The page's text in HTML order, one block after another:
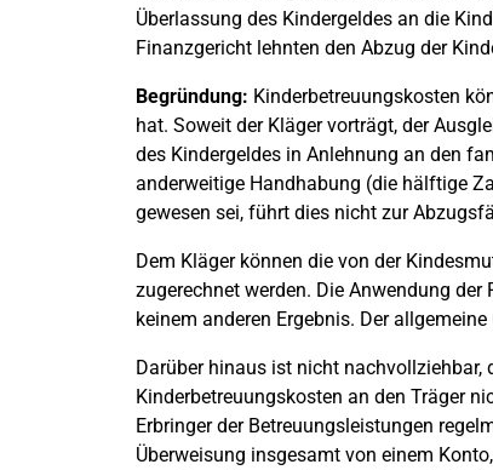
Überlassung des Kindergeldes an die
Finanzgericht lehnten den Abzug der
Begründung: Kinderbetreuungskosten
hat. Soweit der Kläger vorträgt, der
des Kindergeldes in Anlehnung an den
anderweitige Handhabung (die hälftige
gewesen sei, führt dies nicht zur
Dem Kläger können die von der
zugerechnet werden. Die Anwendung
keinem anderen Ergebnis. Der
Darüber hinaus ist nicht
Kinderbetreuungskosten an den Träger
Erbringer der Betreuungsleistungen
Überweisung insgesamt von einem